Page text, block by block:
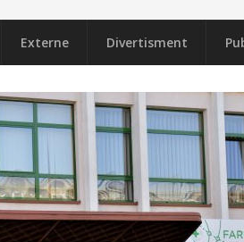
Externe Divertisment